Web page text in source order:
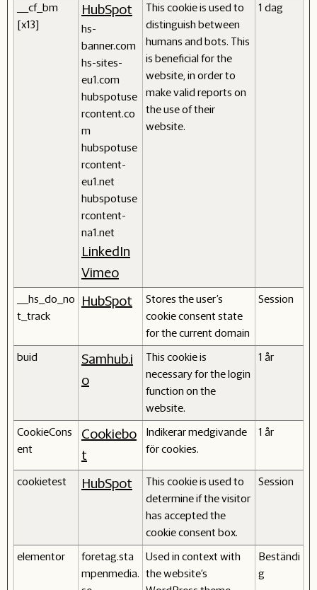
__cf_bm
[x13]
HubSpot
hs-
banner.com
hs-sites-
eu1.com
hubspotuse
rcontent.co
m
hubspotuse
rcontent-
eu1.net
hubspotuse
rcontent-
na1.net
LinkedIn
Vimeo
This cookie is used to
distinguish between
humans and bots. This
is beneficial for the
website, in order to
make valid reports on
the use of their
website.
1 dag
__hs_do_no
t_track
HubSpot
Stores the user's
cookie consent state
for the current domain
Session
buid
Samhub.i
o
This cookie is
necessary for the login
function on the
website.
1 år
CookieCons
ent
Cookiebo
t
Indikerar medgivande
för cookies.
1 år
cookietest HubSpot
This cookie is used to
determine if the visitor
has accepted the
cookie consent box.
Session
elementor
foretag.sta
mpenmedia.
Used in context with
the website's
Beständi
g